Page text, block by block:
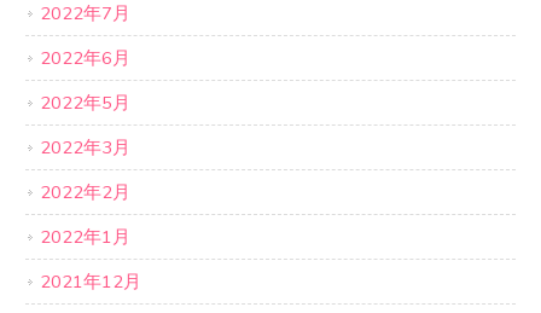
2022年7月
2022年6月
2022年5月
2022年3月
2022年2月
2022年1月
2021年12月